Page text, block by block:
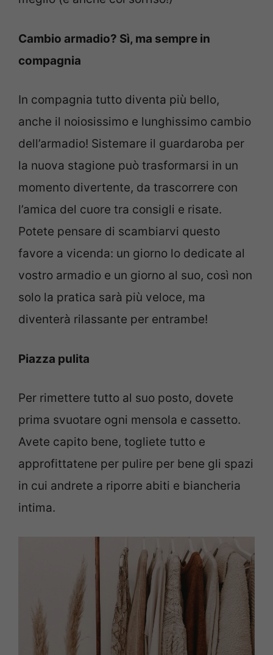
Cambio armadio? Sì, ma sempre in
compagnia
In compagnia tutto diventa più bello,
anche il noiosissimo e lunghissimo cambio
dell’armadio! Sistemare il guardaroba per
la nuova stagione può trasformarsi in un
momento divertente, da trascorrere con
l’amica del cuore tra consigli e risate.
Potete pensare di scambiarvi questo
favore a vicenda: un giorno lo dedicate al
vostro armadio e un giorno al suo, così non
solo la pratica sarà più veloce, ma
diventerà rilassante per entrambe!
Piazza pulita
Per rimettere tutto al suo posto, dovete
prima svuotare ogni mensola e cassetto.
Avete capito bene, togliete tutto e
approfittatene per pulire per bene gli spazi
in cui andrete a riporre abiti e biancheria
intima.